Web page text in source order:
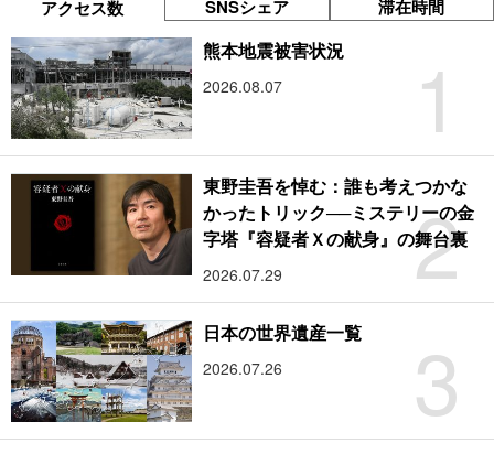
アクセス数 SNSシェア 滞在時間
1
熊本地震被害状況
2026.08.07
2
東野圭吾を悼む：誰も考えつかな
かったトリック──ミステリーの金
字塔『容疑者Ｘの献身』の舞台裏
2026.07.29
3
日本の世界遺産一覧
2026.07.26